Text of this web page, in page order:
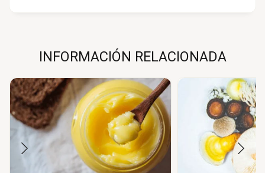
INFORMACIÓN RELACIONADA